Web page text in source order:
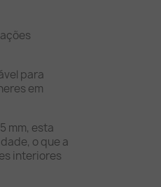
para
em
mm, esta
o que a
interiores